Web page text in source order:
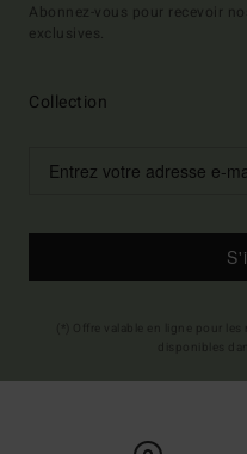
Abonnez-vous pour recevoir
exclusives.
Collection